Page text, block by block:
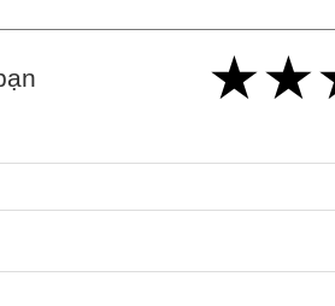
★
★★
★★
★★
★★